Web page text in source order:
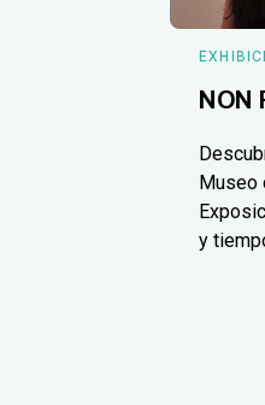
NON
Museo
y